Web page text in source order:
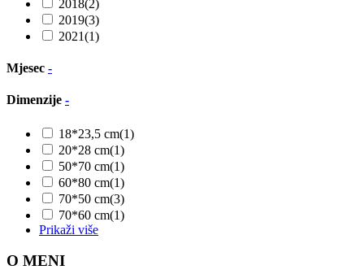
2018(2)
2019(3)
2021(1)
Mjesec -
Dimenzije -
18*23,5 cm(1)
20*28 cm(1)
50*70 cm(1)
60*80 cm(1)
70*50 cm(3)
70*60 cm(1)
Prikaži više
O MENI